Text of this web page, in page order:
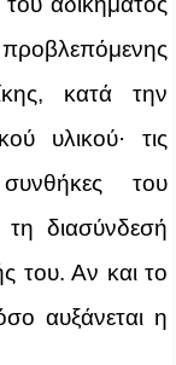
κατά την
υλικού· τις
του
διασύνδεσή
του. Αν και το
αυξάνεται η